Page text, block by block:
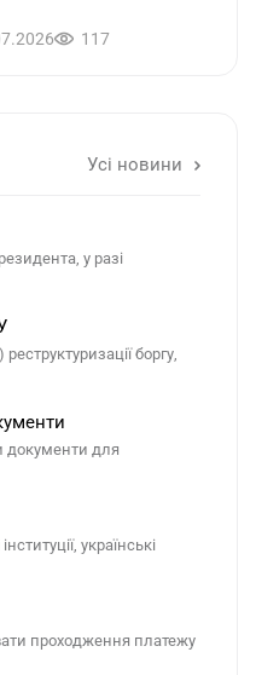
117
Усі новини
у разі
боргу,
документи для
українські
проходження платежу